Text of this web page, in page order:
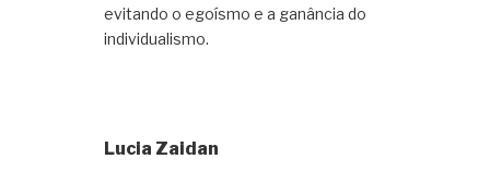
evitando o egoísmo e a ganância do
individualismo.
Lucia Zaidan